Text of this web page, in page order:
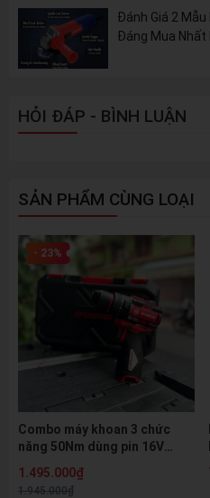
Đánh Giá 2 Mẫu
Đáng Mua Nhất
HỎI ĐÁP - BÌNH LUẬN
SẢN PHẨM CÙNG LOẠI
- 23%
Combo máy khoan 3 chức
năng 50Nm dùng pin 16V
(2pin2Ah+sạc+hộp)
1.495.000₫
1.945.000₫